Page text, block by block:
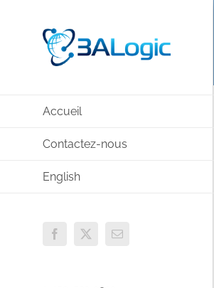
Accueil
Contactez-nous
English
Facebook
X Email